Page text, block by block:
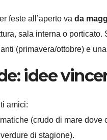
feste all’aperto va da
sala interna o
(primavera/ottobre) e una
idee
amici:
(crudo di mare
di stagione).